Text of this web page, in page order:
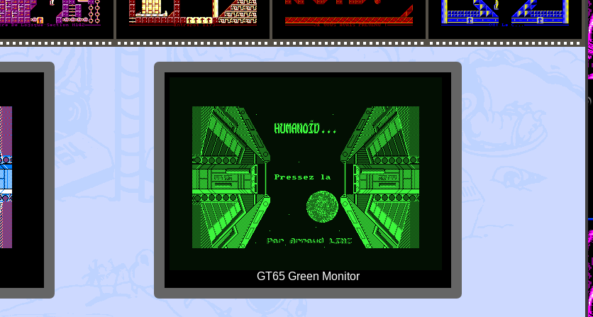
GT65 Green Monitor